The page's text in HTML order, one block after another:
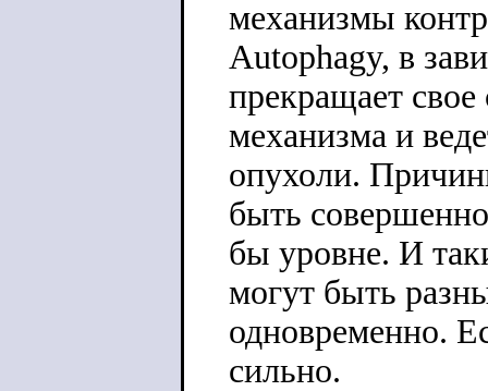
механизмы
Autophagy, в
прекращает
механизма и
опухоли.
быть
бы уровне. И
могут быть
одновременно.
сильно.